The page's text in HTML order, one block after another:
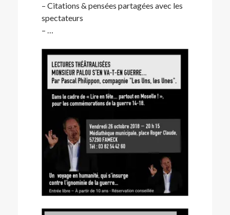
– Citations & pensées partagées avec les
spectateurs
– …